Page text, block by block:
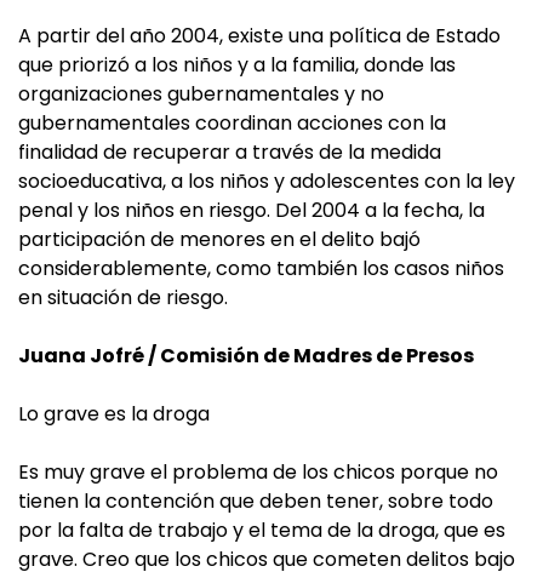
A partir del año 2004, existe una política de Estado
que priorizó a los niños y a la familia, donde las
organizaciones gubernamentales y no
gubernamentales coordinan acciones con la
finalidad de recuperar a través de la medida
socioeducativa, a los niños y adolescentes con la ley
penal y los niños en riesgo. Del 2004 a la fecha, la
participación de menores en el delito bajó
considerablemente, como también los casos niños
en situación de riesgo.
Juana Jofré / Comisión de Madres de Presos
Lo grave es la droga
Es muy grave el problema de los chicos porque no
tienen la contención que deben tener, sobre todo
por la falta de trabajo y el tema de la droga, que es
grave. Creo que los chicos que cometen delitos bajo